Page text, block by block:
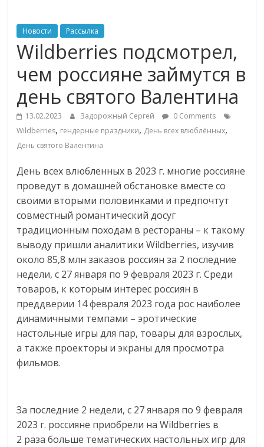
ритейле,
логистике,
технологиях,
соцсетях
Портал
онлайн-
торговле,
сервисах
для
Commerce,
ритейле,
логистике,
технологиях,
соцсетях.
Нам
важно,
как
знать
меняет
жизнь
людей
Новости Рассылка
Wildberries подсмотрел,
чем россияне займутся в
день святого Валентина
13.02.2023 Задорожный Сергей
0 Comments
Wildberries, гендерные праздники, День всех влюблённых,
День святого Валентина
День всех влюбленных в 2023 г. многие россияне
проведут в домашней обстановке вместе со
своими вторыми половинками и предпочтут
совместный романтический досуг
традиционным походам в рестораны – к такому
выводу пришли аналитики Wildberries, изучив
около 85,8 млн заказов россиян за 2 последние
недели, с 27 января по 9 февраля 2023 г. Среди
товаров, к которым интерес россиян в
преддверии 14 февраля 2023 года рос наиболее
динамичными темпами – эротические
настольные игры для пар, товары для взрослых,
а также проекторы и экраны для просмотра
фильмов.
За последние 2 недели, с 27 января по 9 февраля
2023 г. россияне приобрели на Wildberries в
2 раза больше тематических настольных игр для